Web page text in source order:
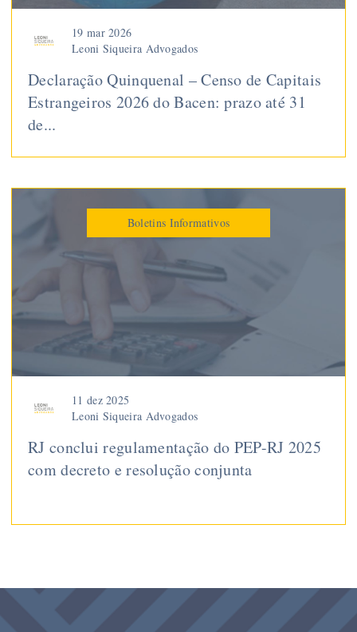
19 mar 2026
Leoni Siqueira Advogados
Declaração Quinquenal – Censo de Capitais
Estrangeiros 2026 do Bacen: prazo até 31
de...
Boletins Informativos
11 dez 2025
Leoni Siqueira Advogados
RJ conclui regulamentação do PEP-RJ 2025
com decreto e resolução conjunta